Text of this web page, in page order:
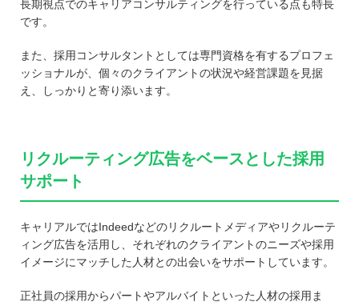
長期視点でのキャリアコンサルティングを行っている点も特長
です。
また、採用コンサルタントとしては専門資格を有するプロフェ
ッショナルが、個々のクライアントの状況や経営課題を見据
え、しっかりと寄り添います。
リクルーティング広告をベースとした採用
サポート
キャリアルではIndeedなどのリクルートメディアやリクルーテ
ィング広告を活用し、それぞれのクライアントのニーズや採用
イメージにマッチした人材との出会いをサポートしています。
正社員の採用からパートやアルバイトといった人材の採用ま